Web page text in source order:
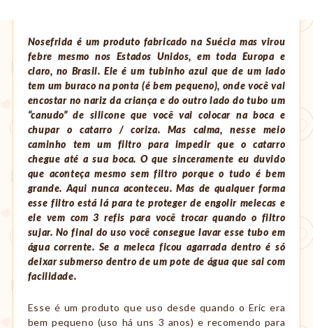
Nosefrida é um produto fabricado na Suécia mas virou
febre mesmo nos Estados Unidos, em toda Europa e
claro, no Brasil. Ele é um tubinho azul que de um lado
tem um buraco na ponta (é bem pequeno), onde você vai
encostar no nariz da criança e do outro lado do tubo um
“canudo” de silicone que você vai colocar na boca e
chupar o catarro / coriza. Mas calma, nesse meio
caminho tem um filtro para impedir que o catarro
chegue até a sua boca. O que sinceramente eu duvido
que aconteça mesmo sem filtro porque o tudo é bem
grande. Aqui nunca aconteceu. Mas de qualquer forma
esse filtro está lá para te proteger de engolir melecas e
ele vem com 3 refis para você trocar quando o filtro
sujar. No final do uso você consegue lavar esse tubo em
água corrente. Se a meleca ficou agarrada dentro é só
deixar submerso dentro de um pote de água que sai com
facilidade.
Esse é um produto que uso desde quando o Eric era
bem pequeno (uso há uns 3 anos) e recomendo para